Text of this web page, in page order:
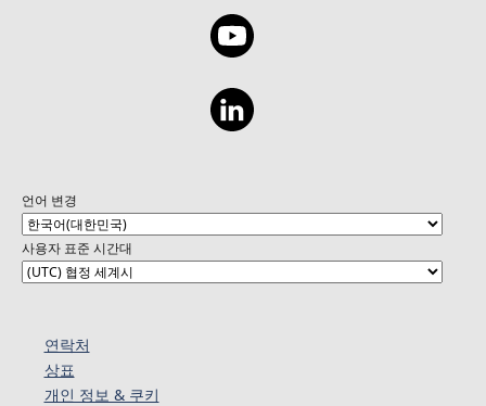
언어 변경
사용자 표준 시간대
연락처
상표
개인 정보 & 쿠키